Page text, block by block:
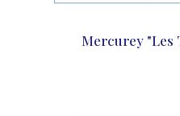
Mercurey "Les